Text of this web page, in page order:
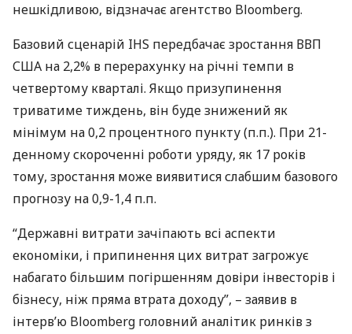
нешкідливою, відзначає агентство Bloomberg.
Базовий сценарій IHS передбачає зростання ВВП
США на 2,2% в перерахунку на річні темпи в
четвертому кварталі. Якщо призупинення
триватиме тиждень, він буде знижений як
мінімум на 0,2 процентного пункту (п.п.). При 21-
денному скороченні роботи уряду, як 17 років
тому, зростання може виявитися слабшим базового
прогнозу на 0,9-1,4 п.п.
“Державні витрати зачіпають всі аспекти
економіки, і припинення цих витрат загрожує
набагато більшим погіршенням довіри інвесторів і
бізнесу, ніж пряма втрата доходу”, – заявив в
інтерв’ю Bloomberg головний аналітик ринків з